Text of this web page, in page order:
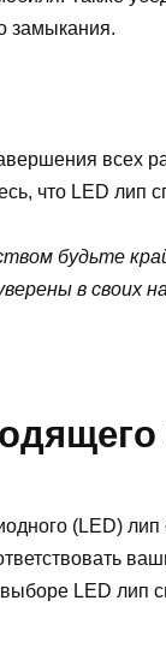
замыкания.
всех
что LED лип
будьте
в своих
(LED)
LED лип